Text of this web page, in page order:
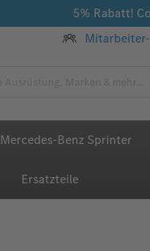
5% Rabatt!
Mercedes-Benz Sprinter
Ersatzteile